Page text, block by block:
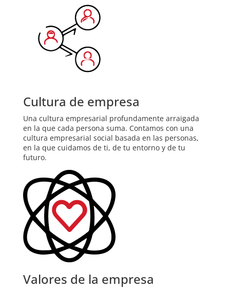
Cultura de empresa
Una cultura empresarial profundamente arraigada
en la que cada persona suma. Contamos con una
cultura empresarial social basada en las personas,
en la que cuidamos de ti, de tu entorno y de tu
futuro.
Valores de la empresa